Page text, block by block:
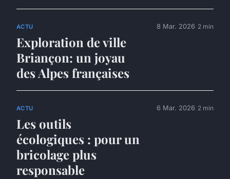
ACTU
Exploration de ville
Briançon: un joyau
des Alpes françaises
8 Mar. 2026 2 min
ACTU
Les outils
écologiques : pour un
bricolage plus
responsable
6 Mar. 2026 2 min